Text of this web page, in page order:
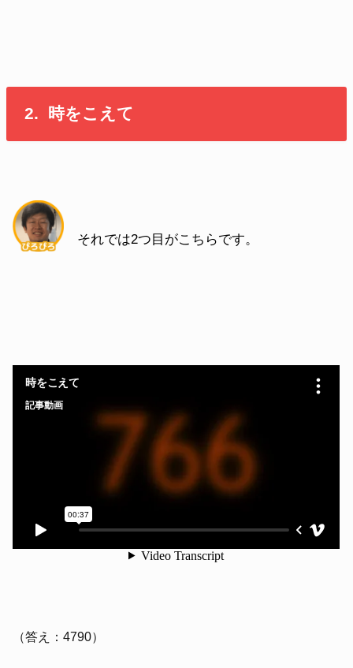
2. 時をこえて
それでは2つ目がこちらです。
（答え：4790）